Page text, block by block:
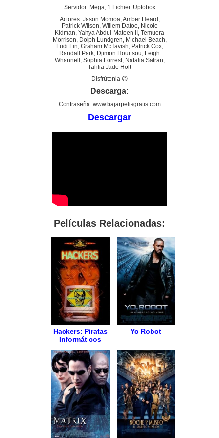
Servidor: Mega, 1 Fichier, Uptobox
Actores: Jason Momoa, Amber Heard,
Patrick Wilson, Willem Dafoe, Nicole
Kidman, Yahya Abdul-Mateen II, Temuera
Morrison, Dolph Lundgren, Michael Beach,
Ludi Lin, Graham McTavish, Patrick Cox,
Randall Park, Djimon Hounsou, Leigh
Whannell, Sophia Forrest, Natalia Safran,
Tahlia Jade Holt
Disfrútenla 😉
Descarga:
Contraseña: www.bajarpelisgratis.com
Descargar
Películas Relacionadas:
Hackers: Piratas
Informáticos
Yo Robot